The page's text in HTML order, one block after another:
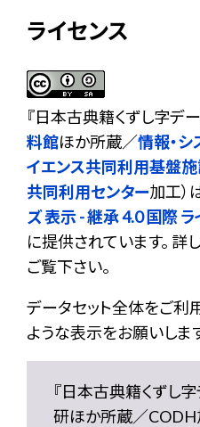
ライセンス
『日本古典籍くずし字デ
料館ほか所蔵／情報・
イエンス共同利用基盤
共同利用センター加工）
ズ 表示 - 継承 4.0 国際 ラ
に提供されています。 詳
ご覧下さい。
データセット全体をご利
ような表示をお願いします
『日本古典籍くずし字
研ほか所蔵／CODH